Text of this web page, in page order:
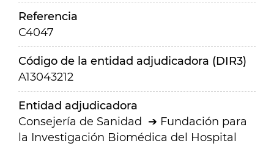
Referencia
C4047
Código de la entidad adjudicadora (DIR3)
A13043212
Entidad adjudicadora
Consejería de Sanidad
Fundación para
la Investigación Biomédica del Hospital